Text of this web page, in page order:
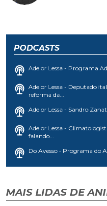
PODCASTS
Adelor Lessa - Programa
Adelor Lessa - Deputado
reforma da...
Adelor Lessa - Sandro
Adelor Lessa -
falando...
Do Avesso - Programa do
MAIS LIDAS DE